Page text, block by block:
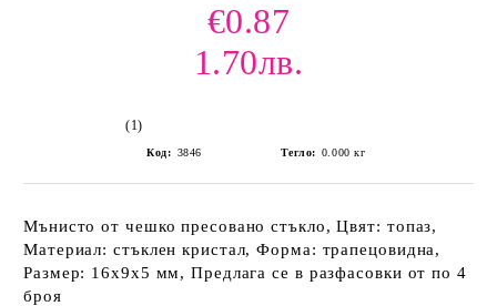
€0.87
1.70лв.
(1)
Код: 3846 Тегло: 0.000 кг
Мънисто от чешко пресовано стъкло, Цвят: топаз,
Материал: стъклен кристал, Форма: трапецовидна,
Размер: 16х9х5 мм, Предлага се в разфасовки от по 4
броя